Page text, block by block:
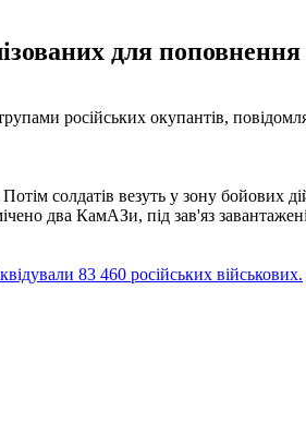
для
російських окупантів,
солдатів везуть у зону бойових
два КамАЗи, під зав'яз
83 460 російських військових.